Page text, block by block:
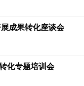
成果转化座谈会
化专题培训会